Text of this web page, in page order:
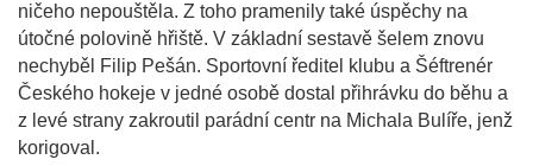
ničeho nepouštěla. Z toho pramenily také úspěchy na
útočné polovině hřiště. V základní sestavě šelem znovu
nechyběl Filip Pešán. Sportovní ředitel klubu a Šéftrenér
Českého hokeje v jedné osobě dostal přihrávku do běhu a
z levé strany zakroutil parádní centr na Michala Bulíře, jenž
korigoval.